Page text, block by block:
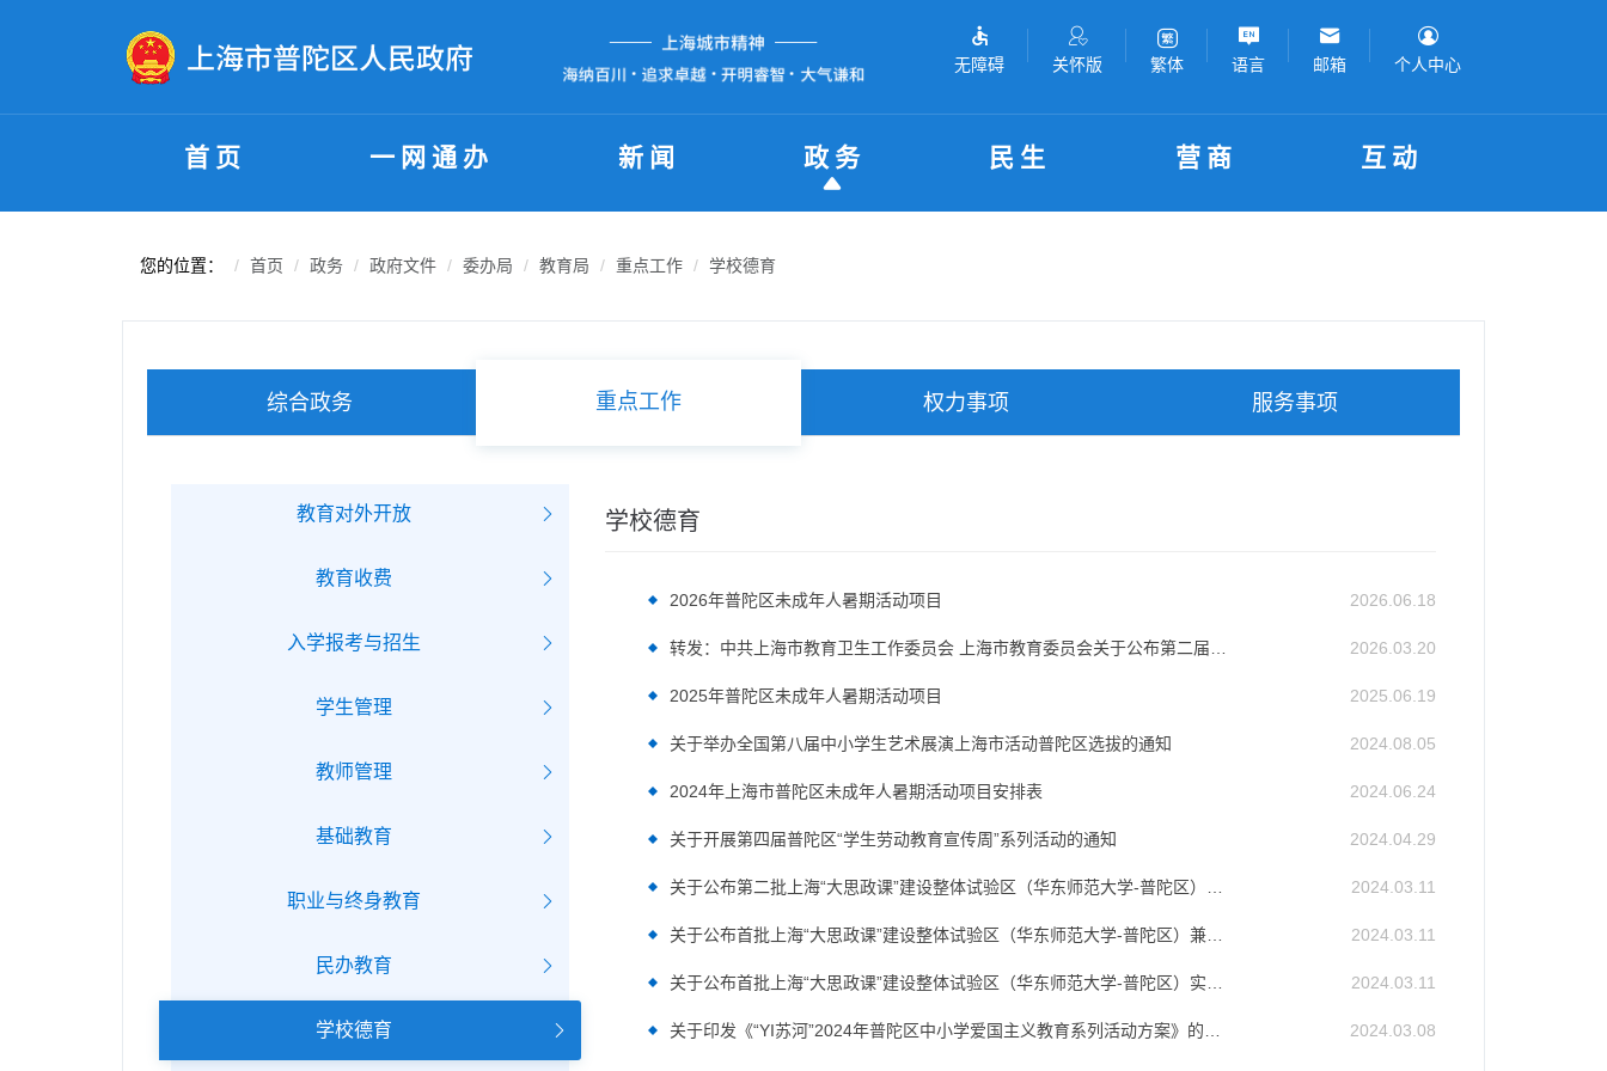
无障碍 关怀版 繁体 语言 邮箱 个人中心
首页 一网通办 新闻 政务 民生 营商 互动
您的位置： 首页 政务 政府文件 委办局 教育局 重点工作 学校德育
综合政务 重点工作 权力事项 服务事项
教育对外开放
教育收费
入学报考与招生
学生管理
教师管理
基础教育
职业与终身教育
民办教育
学校德育
学校德育
2026年普陀区未成年人暑期活动项目 2026.06.18
2026.03.20
2025年普陀区未成年人暑期活动项目 2025.06.19
关于举办全国第八届中小学生艺术展演上海市活动普陀区选拔的通知 2024.08.05
2024年上海市普陀区未成年人暑期活动项目安排表 2024.06.24
关于开展第四届普陀区“学生劳动教育宣传周”系列活动的通知 2024.04.29
2024.03.11
关于公布首批上海“大思政课”建设整体试验区（华东师范大学-普陀区）兼职教师名单的通知 2024.03.11
2024.03.11
2024.03.08